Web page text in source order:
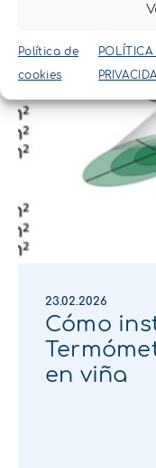
Política de
cookies
POLÍTICA
23.02.2026
Cómo
en viña